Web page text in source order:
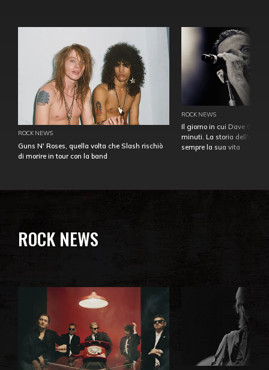
ROCK NEWS
Guns N' Roses, quella volta che Slash rischiò
di morire in tour con la band
ROCK NEWS
Il giorno in cui Dave
minuti. La storia
sempre la sua vita
ROCK NEWS